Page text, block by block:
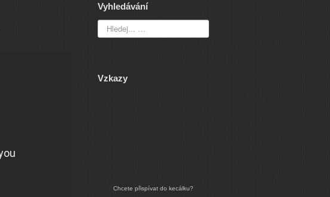
Vyhledávání
Vzkazy
Chcete přispívat do kecálku?